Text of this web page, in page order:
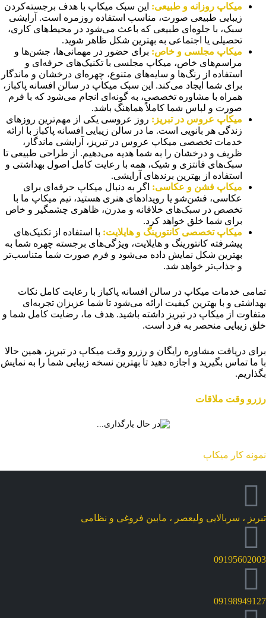
میکاپ روزانه و طبیعی: این سبک میکاپ با هدف برجسته‌کردن
زیبایی طبیعی صورت، مناسب استفاده روزمره است. آرایشی
سبک، با جلوه‌ای طبیعی که باعث می‌شود در محیط‌های کاری،
تحصیلی یا اجتماعی به بهترین شکل ظاهر شوید.
میکاپ مجلسی و خاص: برای حضور در مهمانی‌ها، جشن‌ها و
مراسم‌های خاص، میکاپ مجلسی با تکنیک‌های حرفه‌ای و
استفاده از رنگ‌ها و سایه‌های متنوع، چهره‌ای درخشان و ماندگار
برای شما ایجاد می‌کند. این سبک میکاپ در سالن افسانه پاکباز،
همراه با مشاوره تخصصی، به گونه‌ای انجام می‌شود که با فرم
صورت و لباس شما کاملاً هماهنگ باشد.
میکاپ عروس در تبریز : روز عروسی یکی از مهم‌ترین روزهای
زندگی هر بانویی است. ما در سالن زیبایی افسانه پاکباز با ارائه
خدمات تخصصی میکاپ عروس در تبریز، آرایشی ماندگار،
ظریف و درخشان را به شما هدیه می‌دهیم. از طراحی طبیعی تا
سبک‌های فانتزی و شیک، همه با رعایت کامل اصول بهداشتی و
استفاده از بهترین برندهای آرایشی.
میکاپ فشن و عکاسی: اگر به دنبال میکاپ حرفه‌ای برای
عکاسی، فشن‌شو یا رویدادهای هنری هستید، تیم میکاپ ما با
تخصص در سبک‌های خلاقانه و مدرن، ظاهری چشمگیر و خاص
برای شما خلق خواهد کرد.
میکاپ تخصصی کانتورینگ و هایلایت: با استفاده از تکنیک‌های
پیشرفته کانتورینگ و هایلایت، ویژگی‌های برجسته چهره شما به
بهترین شکل نمایش داده می‌شود و فرم صورت شما متناسب‌تر
و جذاب‌تر خواهد شد.
تمامی خدمات میکاپ در سالن افسانه پاکباز با رعایت کامل نکات
بهداشتی و با بهترین کیفیت ارائه می‌شود تا شما عزیزان تجربه‌ای
متفاوت از میکاپ در تبریز داشته باشید. هدف ما، رضایت کامل شما و
خلق زیبایی منحصر به فرد است.
برای دریافت مشاوره رایگان و رزرو وقت میکاپ در تبریز، همین حالا
با ما تماس بگیرید و اجازه دهید تا بهترین نسخه زیبایی شما را به نمایش
بگذاریم.
رزرو وقت ملاقات
نمونه کار میکاپ
تبریز ، سربالایی ولیعصر ، مابین فروغی و نظامی
09195602003
09198949127